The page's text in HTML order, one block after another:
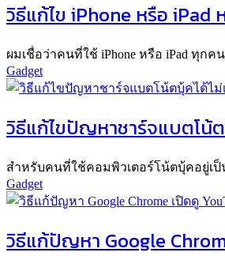
วิธีแก้ไข iPhone หรือ iPad
ผมเชื่อว่าคนที่ใช้ iPhone หรือ iPad ทุก
Gadget
วิธีแก้ไขปัญหาชาร์จแบตโน้
สำหรับคนที่ใช้คอมพิวเตอร์โน้ตบุ้คอยู่เ
Gadget
วิธีแก้ปัญหา Google